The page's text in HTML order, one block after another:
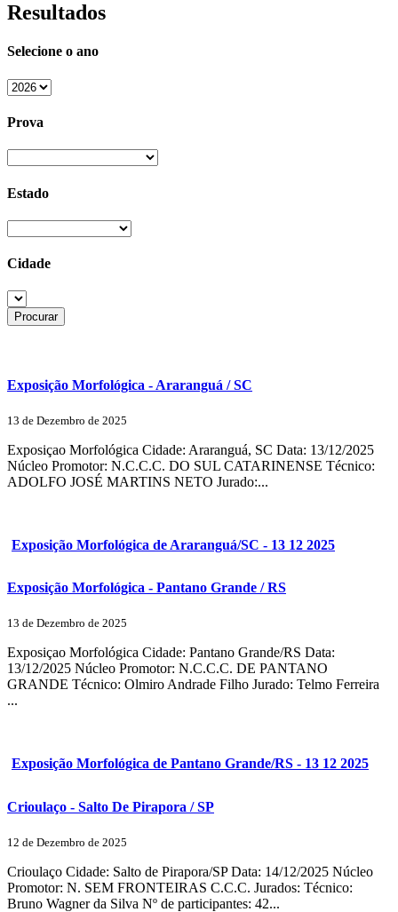
Resultados
Selecione o ano
Prova
Estado
Cidade
Exposição Morfológica - Araranguá / SC
13 de Dezembro de 2025
Exposiçao Morfológica Cidade: Araranguá, SC Data: 13/12/2025
Núcleo Promotor: N.C.C.C. DO SUL CATARINENSE Técnico:
ADOLFO JOSÉ MARTINS NETO Jurado:...
Exposição Morfológica de Araranguá/SC - 13 12 2025
Exposição Morfológica - Pantano Grande / RS
13 de Dezembro de 2025
Exposiçao Morfológica Cidade: Pantano Grande/RS Data:
13/12/2025 Núcleo Promotor: N.C.C.C. DE PANTANO
GRANDE Técnico: Olmiro Andrade Filho Jurado: Telmo Ferreira
...
Exposição Morfológica de Pantano Grande/RS - 13 12 2025
Crioulaço - Salto De Pirapora / SP
12 de Dezembro de 2025
Crioulaço Cidade: Salto de Pirapora/SP Data: 14/12/2025 Núcleo
Promotor: N. SEM FRONTEIRAS C.C.C. Jurados: Técnico:
Bruno Wagner da Silva Nº de participantes: 42...